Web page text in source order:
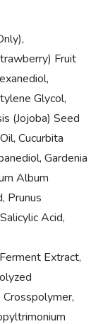
Fruit
Glycol,
(Jojoba) Seed
Cucurbita
Gardenia
Album
Prunus
Acid,
Extract,